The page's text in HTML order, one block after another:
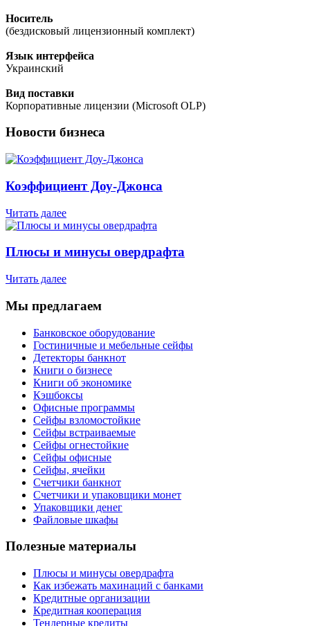
Носитель
(бездисковый лицензионный комплект)
Язык интерфейса
Украинский
Вид поставки
Корпоративные лицензии (Microsoft OLP)
Новости бизнеса
Коэффициент Доу-Джонса
Читать далее
Плюсы и минусы овердрафта
Читать далее
Мы предлагаем
Банковское оборудование
Гостиничные и мебельные сейфы
Детекторы банкнот
Книги о бизнесе
Книги об экономике
Кэшбоксы
Офисные программы
Сейфы взломостойкие
Сейфы встраиваемые
Сейфы огнестойкие
Сейфы офисные
Сейфы, ячейки
Счетчики банкнот
Счетчики и упаковщики монет
Упаковщики денег
Файловые шкафы
Полезные материалы
Плюсы и минусы овердрафта
Как избежать махинаций с банками
Кредитные организации
Кредитная кооперация
Тендерные кредиты